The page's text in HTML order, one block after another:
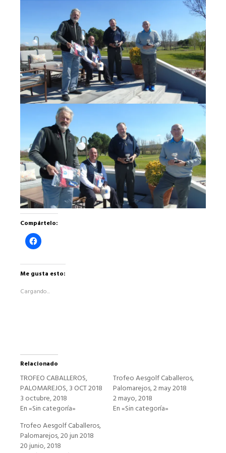
Compártelo:
Haz
clic
en
Facebook
en
Me gusta esto:
Cargando...
Relacionado
TROFEO CABALLEROS,
PALOMAREJOS, 3 OCT 2018
3 octubre, 2018
En «Sin categoría»
Trofeo Aesgolf Caballeros,
Palomarejos, 2 may 2018
2 mayo, 2018
En «Sin categoría»
Trofeo Aesgolf Caballeros,
Palomarejos, 20 jun 2018
20 junio, 2018